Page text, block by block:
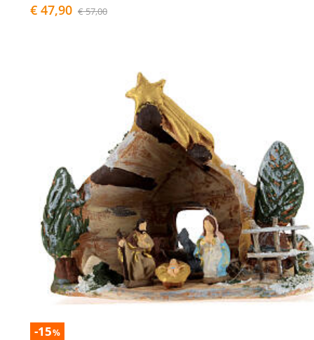
€ 47,90 € 57,00
-15%